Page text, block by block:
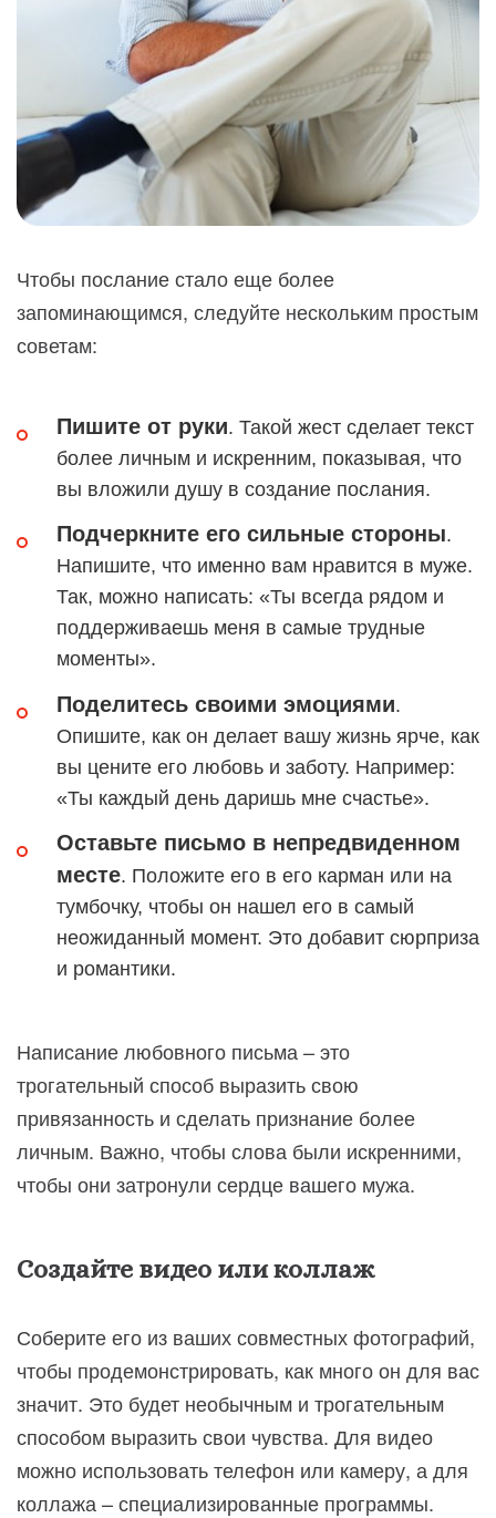
Чтобы послание стало еще более
запоминающимся, следуйте нескольким простым
советам:
Пишите от руки. Такой жест сделает текст
более личным и искренним, показывая, что
вы вложили душу в создание послания.
Подчеркните его сильные стороны.
Напишите, что именно вам нравится в муже.
Так, можно написать: «Ты всегда рядом и
поддерживаешь меня в самые трудные
моменты».
Поделитесь своими эмоциями.
Опишите, как он делает вашу жизнь ярче, как
вы цените его любовь и заботу. Например:
«Ты каждый день даришь мне счастье».
Оставьте письмо в непредвиденном
месте. Положите его в его карман или на
тумбочку, чтобы он нашел его в самый
неожиданный момент. Это добавит сюрприза
и романтики.
Написание любовного письма – это
трогательный способ выразить свою
привязанность и сделать признание более
личным. Важно, чтобы слова были искренними,
чтобы они затронули сердце вашего мужа.
Создайте видео или коллаж
Соберите его из ваших совместных фотографий,
чтобы продемонстрировать, как много он для вас
значит. Это будет необычным и трогательным
способом выразить свои чувства. Для видео
можно использовать телефон или камеру, а для
коллажа – специализированные программы.